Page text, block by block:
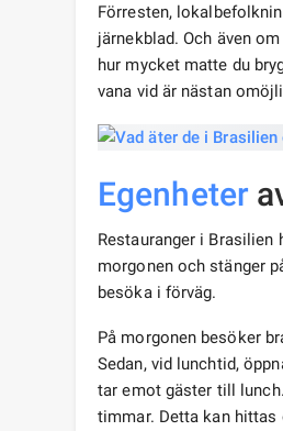
Förresten,
järnekblad. Och även
hur mycket matte du
vana vid är nästan
Egenheter
Restauranger i
morgonen och stänger
besöka i förväg.
På morgonen besöker
Sedan, vid lunchtid,
tar emot gäster till
timmar. Detta kan hittas